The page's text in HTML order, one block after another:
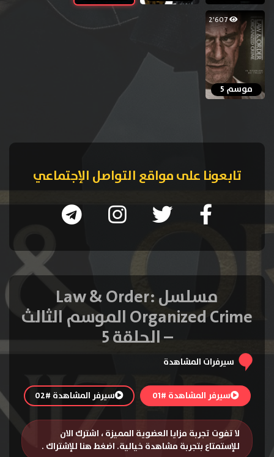
2٬607
موسم 5
تابعونا على مواقع التواصل الإجتماعي
مسلسل Law & Order:
Organized Crime الموسم الثالث
– الحلقة 5
سيرفرات المشاهدة
سيرفر المشاهدة #01 سيرفر المشاهدة #02
لا تفوت تجربة مزايا العضوية المميزة ، اشترك الان
للإستمتاع بتجربة مشاهدة خيالية. اضغط هنا للإشتراك .